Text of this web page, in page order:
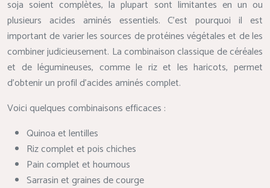
soja soient complètes, la plupart sont limitantes en un ou
plusieurs acides aminés essentiels. C’est pourquoi il est
important de varier les sources de protéines végétales et de les
combiner judicieusement. La combinaison classique de céréales
et de légumineuses, comme le riz et les haricots, permet
d’obtenir un profil d’acides aminés complet.
Voici quelques combinaisons efficaces :
Quinoa et lentilles
Riz complet et pois chiches
Pain complet et houmous
Sarrasin et graines de courge